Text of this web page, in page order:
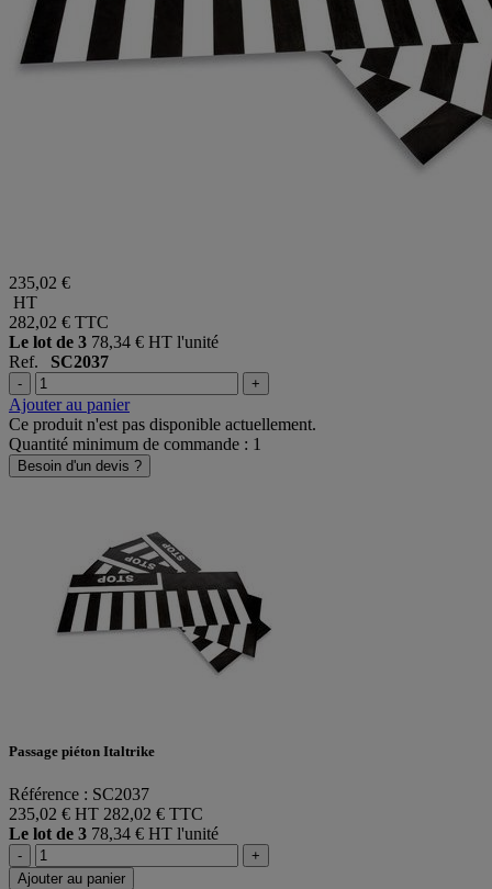
235,02 €
HT
282,02 € TTC
Le lot de 3 78,34 € HT l'unité
Ref. SC2037
- +
Ajouter au panier
Ce produit n'est pas disponible actuellement.
Quantité minimum de commande : 1
Besoin d'un devis ?
Passage piéton Italtrike
Référence : SC2037
235,02 € HT 282,02 € TTC
Le lot de 3 78,34 € HT l'unité
-
+
Ajouter au panier